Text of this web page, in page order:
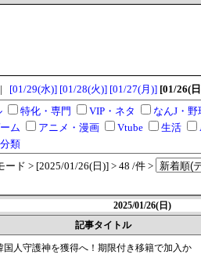
[01/29(水)] [01/28(火)] [01/27(月)] [01/26(
特化・専門 VIP・ネタ なんJ・野
ム アニメ・漫画 Vtube 生活
類
ード > [2025/01/26(日)] > 48 /件 >
2025/01/26(日)
記事タイトル
国人守護神を獲得へ！期限付き移籍で加入か